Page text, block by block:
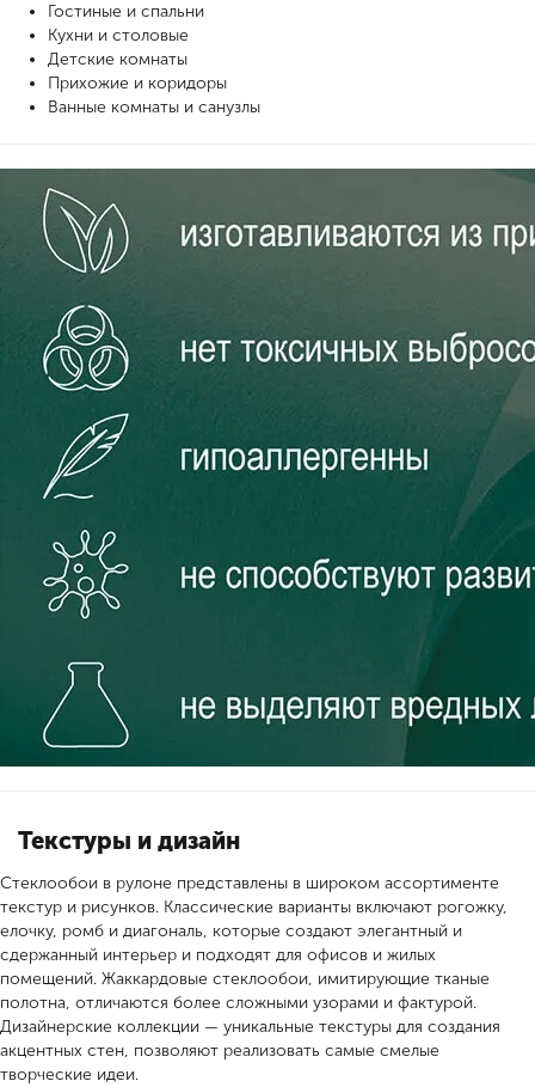
Гостиные и спальни
Кухни и столовые
Детские комнаты
Прихожие и коридоры
Ванные комнаты и санузлы
Текстуры и дизайн
Стеклообои в рулоне представлены в широком ассортименте
текстур и рисунков. Классические варианты включают рогожку,
елочку, ромб и диагональ, которые создают элегантный и
сдержанный интерьер и подходят для офисов и жилых
помещений. Жаккардовые стеклообои, имитирующие тканые
полотна, отличаются более сложными узорами и фактурой.
Дизайнерские коллекции — уникальные текстуры для создания
акцентных стен, позволяют реализовать самые смелые
творческие идеи.